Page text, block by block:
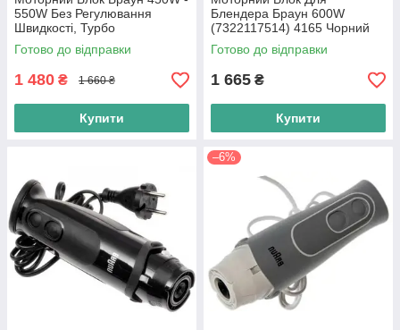
550W Без Регулювання
Швидкості, Турбо
(AS00001528) 4162 Білий з
Сірим
Готово до відправки
1 480 ₴ 1 660 ₴
Купити
Блендера Браун 600W
(7322117514) 4165 Чорний
Готово до відправки
1 665 ₴
Купити
–6%